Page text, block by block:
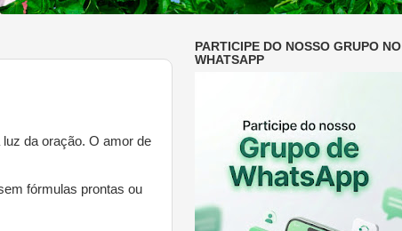
da oração. O amor de
fórmulas prontas ou
PARTICIPE DO NOSSO GRUPO NO
WHATSAPP